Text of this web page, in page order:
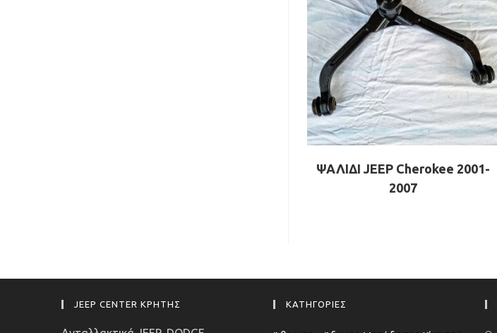
ΨΑΛΙΔΙ JEEP Cherokee 2001-
2007
JEEP CENTER ΚΡΗΤΗΣ ΚΑΤΗΓΟΡΙΕΣ